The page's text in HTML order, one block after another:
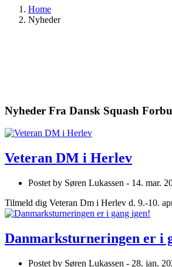
Home
Nyheder
Nyheder Fra Dansk Squash
Veteran DM i Herlev
Postet by Søren Lukassen - 14. mar.
Tilmeld dig Veteran Dm i Herlev d. 9.-10.
Danmarksturneringen er i
Postet by Søren Lukassen - 28. jan.